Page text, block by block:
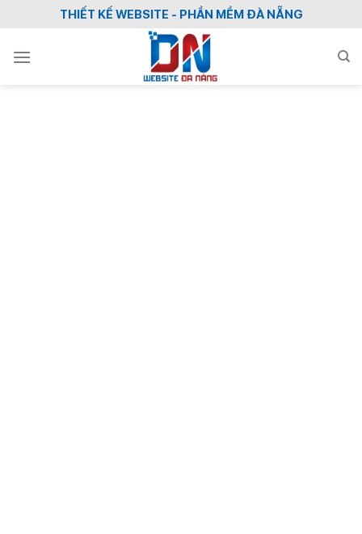
content
THIẾT KẾ WEBSITE - PHẦN MỀM ĐÀ NẴNG